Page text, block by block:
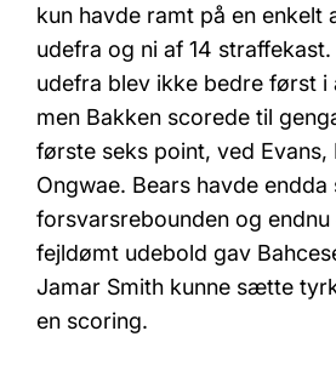
kun havde ramt på en enkelt
udefra og ni af 14
udefra blev ikke bedre først i
men Bakken scorede til
første seks point, ved Evans,
Ongwae. Bears havde endda
forsvarsrebounden og
fejldømt udebold gav
Jamar Smith kunne sætte
en scoring.